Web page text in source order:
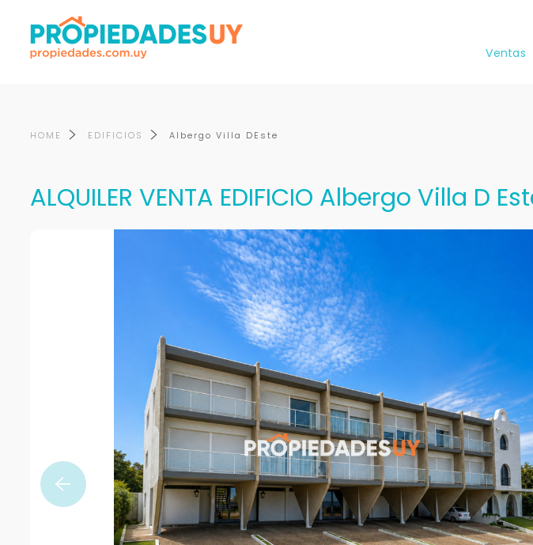
Ventas
HOME EDIFICIOS Albergo Villa DEste
ALQUILER VENTA EDIFICIO Albergo Villa D